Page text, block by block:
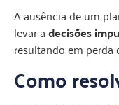
A ausência de um
levar adecisões
resultando em perda
Como